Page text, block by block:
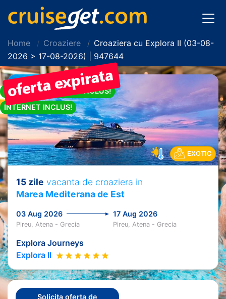
Home Croaziere
Croaziera cu Explora II (03-08-
2026 > 17-08-2026) | 947644
PACHET DE BAUTURI INCLUS!
INTERNET INCLUS!
EXOTIC
15 zile vacanta de croaziera in
Marea Mediterana de Est
03 Aug 2026 17 Aug 2026
Pireu, Atena - Grecia Pireu, Atena - Grecia
Explora Journeys
Explora II
Solicita oferta de